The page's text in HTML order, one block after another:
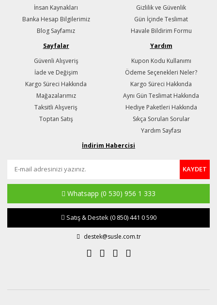
İnsan Kaynakları
Banka Hesap Bilgilerimiz
Blog Sayfamız
Gizlilik ve Güvenlik
Gün İçinde Teslimat
Havale Bildirim Formu
Sayfalar
Güvenli Alışveriş
İade ve Değişim
Kargo Süreci Hakkında
Mağazalarımız
Taksitli Alışveriş
Toptan Satış
Yardım
Kupon Kodu Kullanımı
Ödeme Seçenekleri Neler?
Kargo Süreci Hakkında
Aynı Gün Teslimat Hakkında
Hediye Paketleri Hakkında
Sıkça Sorulan Sorular
Yardım Sayfası
İndirim Habercisi
KAYDET
Whatsapp (0 530) 956 1 333
Satış & Destek(0 850) 441 0 590
destek@susle.com.tr